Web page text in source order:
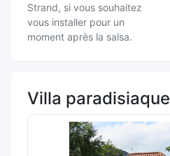
Strand, si vous souhaitez
vous installer pour un
moment après la salsa.
Villa paradisiaque